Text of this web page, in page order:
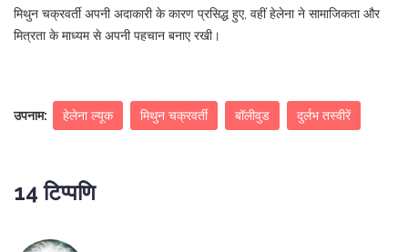
मिथुन चक्रवर्ती अपनी अदाकारी के कारण प्रसिद्ध हुए, वहीं हेलेना ने सामाजिकता और
मित्रता के माध्यम से अपनी पहचान बनाए रखी।
उपनाम: हेलेना ल्यूक मिथुन चक्रवर्ती बॉलीवुड दुर्लभ तस्वीरें
14 टिप्पणि